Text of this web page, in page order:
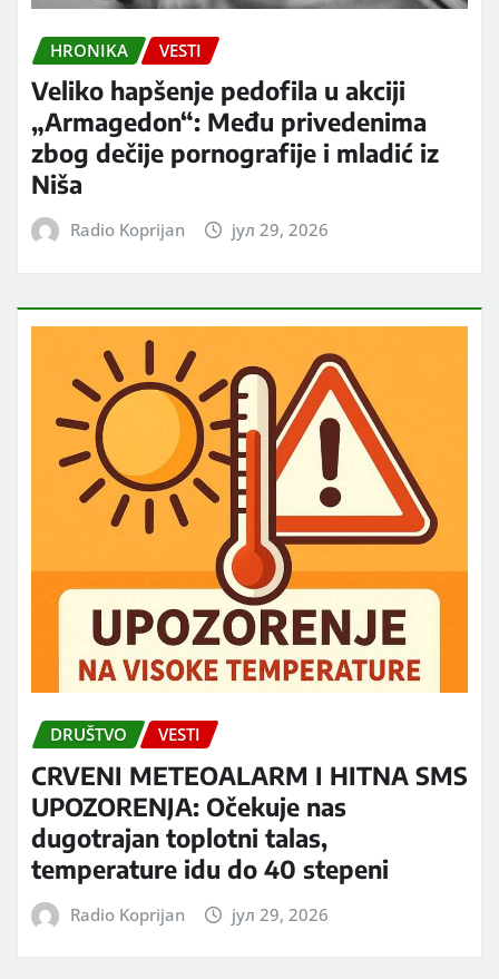
HRONIKA VESTI
Veliko hapšenje pedofila u akciji
„Armagedon“: Među privedenima
zbog dečije pornografije i mladić iz
Niša
Radio Koprijan јул 29, 2026
DRUŠTVO VESTI
CRVENI METEOALARM I HITNA SMS
UPOZORENJA: Očekuje nas
dugotrajan toplotni talas,
temperature idu do 40 stepeni
Radio Koprijan јул 29, 2026